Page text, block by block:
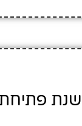
שנת פתיחת